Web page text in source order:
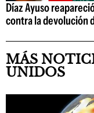
Díaz Ayuso
contra la devolución
MÁS
UNIDOS